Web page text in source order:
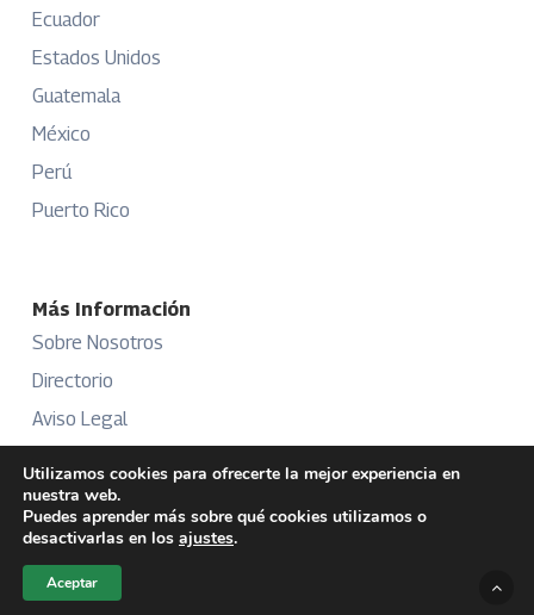
Ecuador
Estados Unidos
Guatemala
México
Perú
Puerto Rico
Más Información
Sobre Nosotros
Directorio
Aviso Legal
Publicidad
Utilizamos cookies para ofrecerte la mejor experiencia en
nuestra web.
Puedes aprender más sobre qué cookies utilizamos o
desactivarlas en los ajustes.
Aceptar